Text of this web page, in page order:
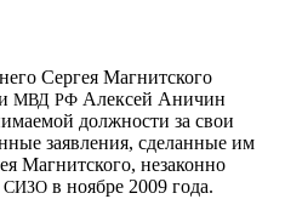
Сергея Магнитского
МВД РФ Алексей Аничин
должности за свои
заявления, сделанные им
Магнитского, незаконно
СИЗО в ноябре 2009 года.